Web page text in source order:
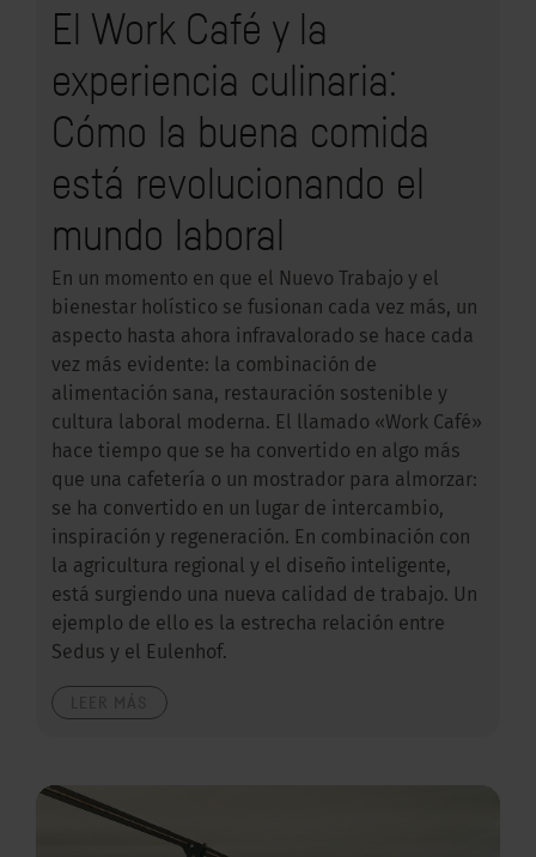
El Work Café y la
experiencia culinaria:
Cómo la buena comida
está revolucionando el
mundo laboral
En un momento en que el Nuevo Trabajo y el
bienestar holístico se fusionan cada vez más, un
aspecto hasta ahora infravalorado se hace cada
vez más evidente: la combinación de
alimentación sana, restauración sostenible y
cultura laboral moderna. El llamado «Work Café»
hace tiempo que se ha convertido en algo más
que una cafetería o un mostrador para almorzar:
se ha convertido en un lugar de intercambio,
inspiración y regeneración. En combinación con
la agricultura regional y el diseño inteligente,
está surgiendo una nueva calidad de trabajo. Un
ejemplo de ello es la estrecha relación entre
Sedus y el Eulenhof.